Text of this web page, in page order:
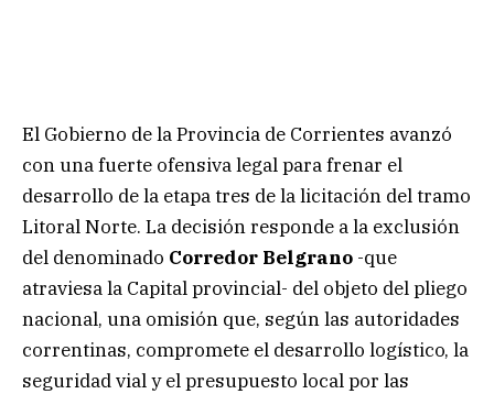
El Gobierno de la Provincia de Corrientes avanzó
con una fuerte ofensiva legal para frenar el
desarrollo de la etapa tres de la licitación del tramo
Litoral Norte. La decisión responde a la exclusión
del denominado Corredor Belgrano -que
atraviesa la Capital provincial- del objeto del pliego
nacional, una omisión que, según las autoridades
correntinas, compromete el desarrollo logístico, la
seguridad vial y el presupuesto local por las